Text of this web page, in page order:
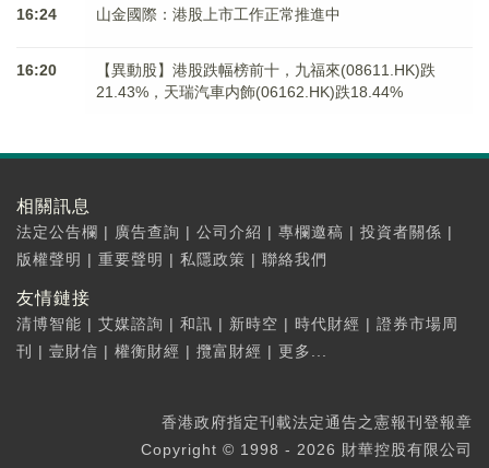
16:24 山金國際：港股上市工作正常推進中
16:20
【異動股】港股跌幅榜前十，九福來(08611.HK)跌
21.43%，天瑞汽車内飾(06162.HK)跌18.44%
相關訊息
法定公告欄 | 廣告查詢 | 公司介紹 | 專欄邀稿 | 投資者關係 |
版權聲明 | 重要聲明 | 私隱政策 | 聯絡我們
友情鏈接
清博智能 | 艾媒諮詢 | 和訊 | 新時空 | 時代財經 | 證券市場周
刊
| 壹財信 | 權衡財經 | 攬富財經 | 更多...
香港政府指定刊載法定通告之憲報刊登報章
Copyright © 1998 - 2026 財華控股有限公司